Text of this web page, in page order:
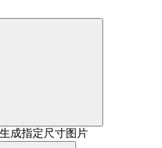
成指定尺寸图片